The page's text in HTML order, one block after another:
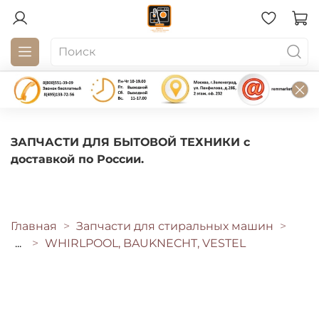
ЗАПЧАСТИ ДЛЯ БЫТОВОЙ ТЕХНИКИ с
доставкой по России.
Главная
Запчасти для стиральных машин
...
WHIRLPOOL, BAUKNECHT, VESTEL